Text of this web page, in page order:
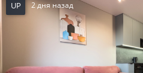
UP 2 дня назад